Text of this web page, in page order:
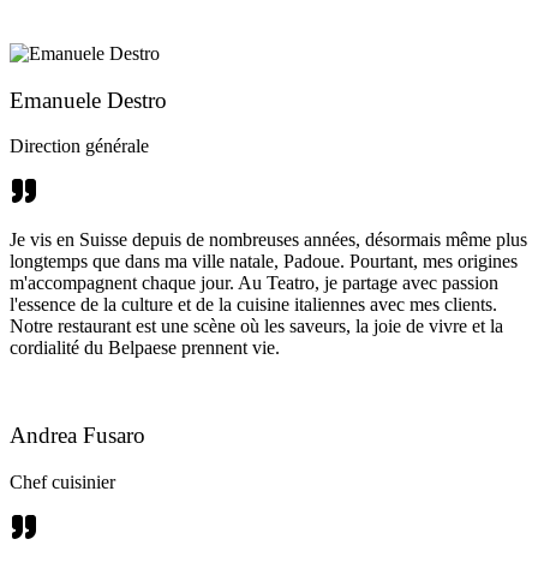
Emanuele Destro
Direction générale
Je vis en Suisse depuis de nombreuses années, désormais même plus
longtemps que dans ma ville natale, Padoue. Pourtant, mes origines
m'accompagnent chaque jour. Au Teatro, je partage avec passion
l'essence de la culture et de la cuisine italiennes avec mes clients.
Notre restaurant est une scène où les saveurs, la joie de vivre et la
cordialité du Belpaese prennent vie.
Andrea Fusaro
Chef cuisinier